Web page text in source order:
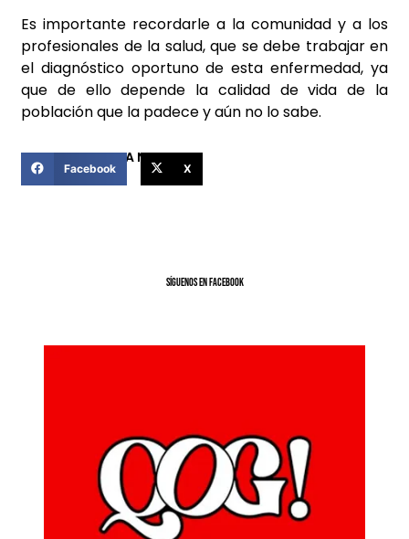
Es importante recordarle a la comunidad y a los
profesionales de la salud, que se debe trabajar en
el diagnóstico oportuno de esta enfermedad, ya
que de ello depende la calidad de vida de la
población que la padece y aún no lo sabe.
COMPARTIR ESTA NOTICIA
Facebook X
SíGUENOS EN FACEBOOK